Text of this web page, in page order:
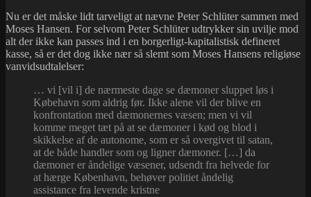
Nu er det måske lidt tarveligt at nævne Peter Schlüter sammen med
Moses Hansen. For selvom Peter Schlüter udtrykker sin uvilje mod
alt der ikke kan passes ind i en borgerligt-kapitalistisk defineret
kasse, så er det dog ikke nær så slemt som Moses Hansens religiøse
vanvidsudtalelser:
… vi [vil i] de nærmeste dage se dæmoner sluppet løs i
Købehavn som aldrig før. Ikke alene vil der blive en
konfrontation med dæmonernes væsen; men vi vil
komme meget tæt på at se dæmoner i kød og blod i
skikkelse af de autonome, som er så overgivet til satan,
at de både handler som og ligner dæmoner. […] da
dæmoner er åndelige væsener, udsendt fra helvede for
at hærge København, behøver politiet åndelig
assistance fra levende kristne